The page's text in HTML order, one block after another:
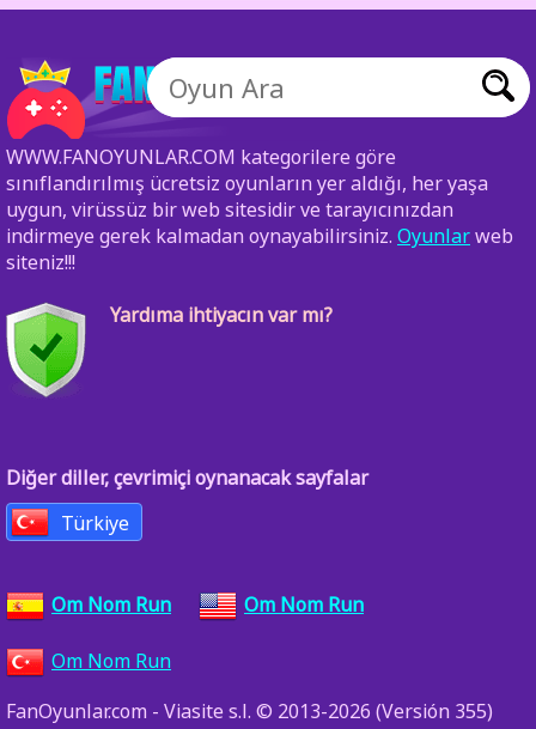
WWW.FANOYUNLAR.COM kategorilere göre
sınıflandırılmış ücretsiz oyunların yer aldığı, her yaşa
uygun, virüssüz bir web sitesidir ve tarayıcınızdan
indirmeye gerek kalmadan oynayabilirsiniz. Oyunlarweb
siteniz!!!
Yardıma ihtiyacın var mı?
Diğer diller, çevrimiçi oynanacak sayfalar
Türkiye
Om Nom Run Om Nom Run
Om Nom Run
FanOyunlar.com - Viasite s.l. © 2013-2026 (Versión 355)